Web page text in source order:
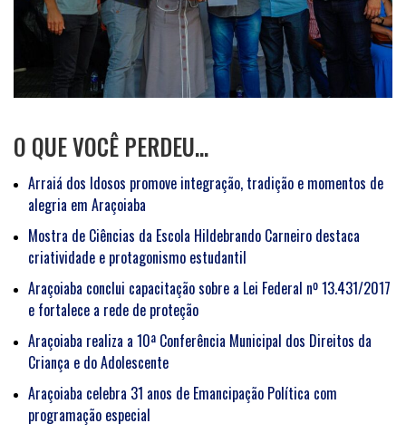
O QUE VOCÊ PERDEU…
Arraiá dos Idosos promove integração, tradição e momentos de
alegria em Araçoiaba
Mostra de Ciências da Escola Hildebrando Carneiro destaca
criatividade e protagonismo estudantil
Araçoiaba conclui capacitação sobre a Lei Federal nº 13.431/2017
e fortalece a rede de proteção
Araçoiaba realiza a 10ª Conferência Municipal dos Direitos da
Criança e do Adolescente
Araçoiaba celebra 31 anos de Emancipação Política com
programação especial